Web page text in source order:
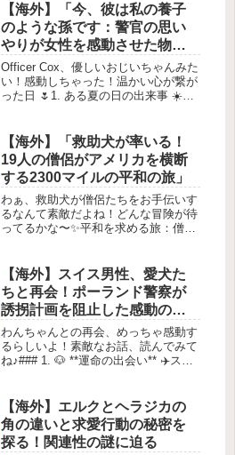
【海外】「今、彼は私の養子
のような孫です：警官の思い
やりが女性を感動させた物
語」
Officer Cox、優しいおじいちゃんみた
い！感動しちゃった！温かい心が繋が
った日 🌷1. ある夏の日の出来事 ☀️
こった素敵なお話。警察官のジャナサ
ン・コックスさ...
【海外】「救助犬が率いる！
19人の僧侶がアメリカを横断
する2300マイルの平和の旅」
わぁ、救助犬が僧侶たちをお手伝いす
るなんて素敵だよね！どんな冒険が待
ってるかな〜✨平和を求める旅：僧侶
まりは、19人の仏教僧侶たちによる
112日間の歩行からスタートしま...
【海外】スイス男性、愛犬た
ちと再会！ポーランド警察が
誘拐計画を阻止した感動の物
語
わんちゃんとの再会、めっちゃ感動す
るらしいよ！素敵なお話、読んでみて
ね♪### 1. 🐶 **運命の出会い** ✈️スイ
めに奇跡を経験したお話を紹介する
ね！このお話は、...
【海外】エルクとヘラジカの
角の違いと求愛行動の秘密を
探る！関連性の謎に迫る